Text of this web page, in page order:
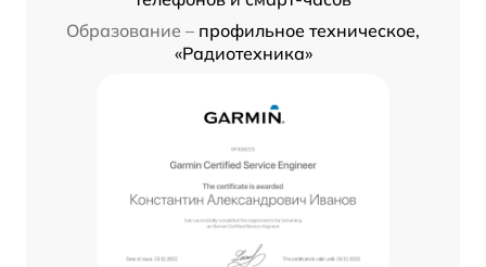
Образование – профильное техническое,
«Радиотехника»